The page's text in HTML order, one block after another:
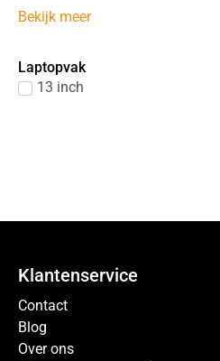
Bekijk meer
Laptopvak
13 inch
Klantenservice
Contact
Blog
Over ons